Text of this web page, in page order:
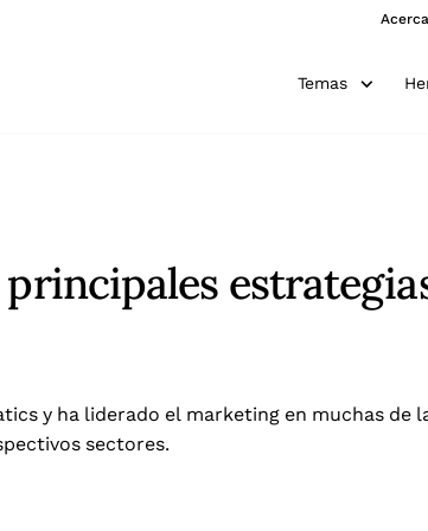
Temas
y ha liderado el marketing en muchas de
sectores.